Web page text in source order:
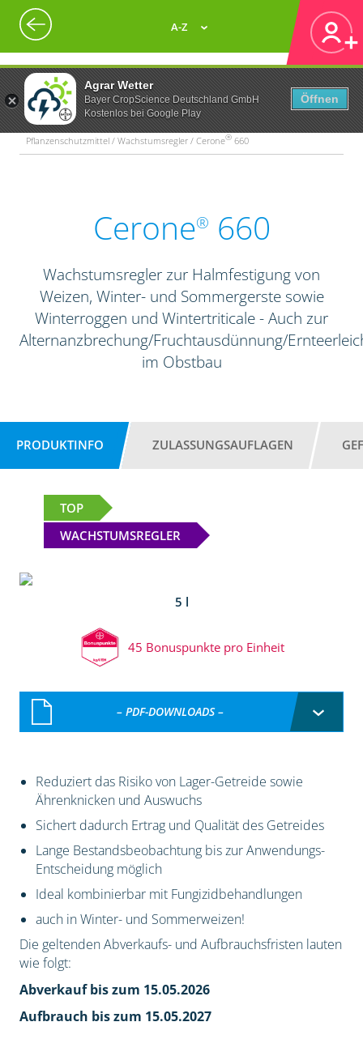
Agrar Wetter
Bayer CropScience Deutschland GmbH
Kostenlos bei Google Play
Öffnen
A-Z
Pflanzenschutzmittel / Wachstumsregler / Cerone® 660
Cerone® 660
Wachstumsregler zur Halmfestigung von
Weizen, Winter- und Sommergerste sowie
Winterroggen und Wintertriticale - Auch zur
Alternanzbrechung/Fruchtausdünnung/
im Obstbau
PRODUKTINFO ZULASSUNGSAUFLAGEN
TOP
WACHSTUMSREGLER
5 l
45 Bonuspunkte pro Einheit
– PDF-DOWNLOADS –
Reduziert das Risiko von Lager-Getreide sowie
Ährenknicken und Auswuchs
Sichert dadurch Ertrag und Qualität des Getreides
Lange Bestandsbeobachtung bis zur Anwendungs-
Entscheidung möglich
Ideal kombinierbar mit Fungizidbehandlungen
auch in Winter- und Sommerweizen!
Die geltenden Abverkaufs- und Aufbrauchsfristen lauten
wie folgt:
Abverkauf bis zum 15.05.2026
Aufbrauch bis zum 15.05.2027